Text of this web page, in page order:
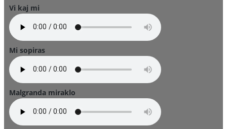
Vi kaj mi
Mi sopiras
Malgranda miraklo